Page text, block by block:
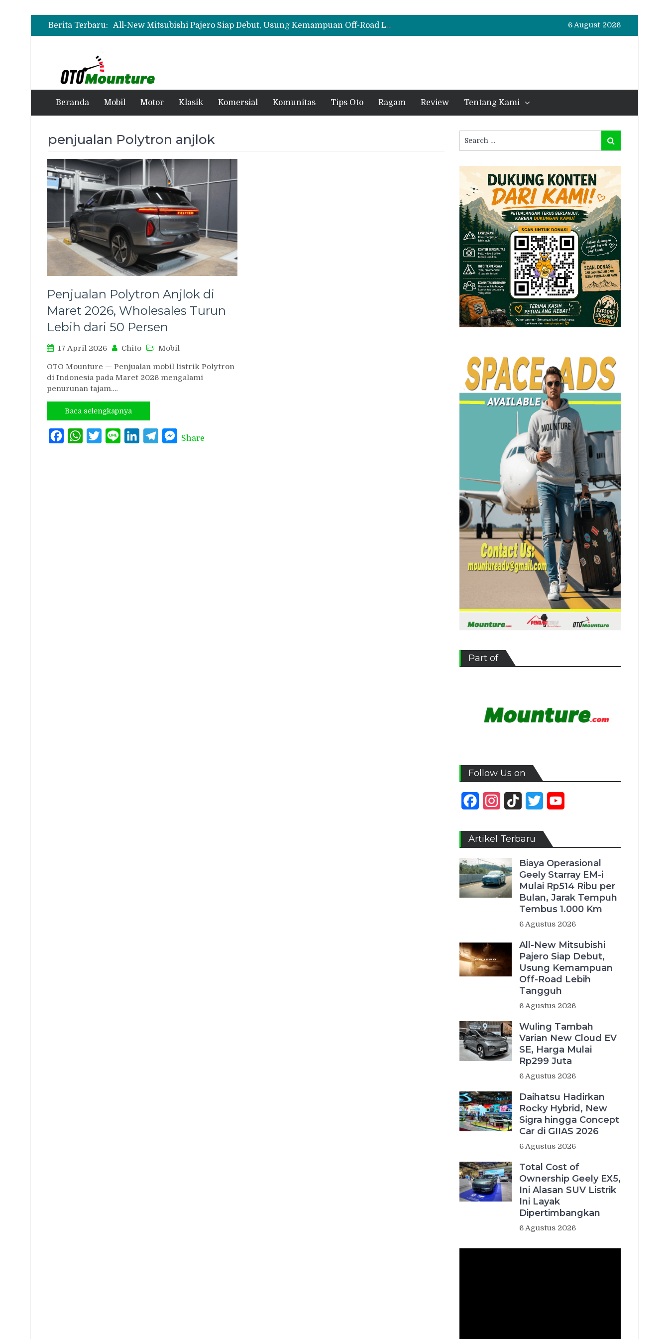
Berita Terbaru:
Biaya Operasional Geely Starray EM-i Mulai Rp514 Ribu per Bulan, Jarak Tempuh Tembus 1.000 Km
All-New Mitsubishi Pajero Siap Debut, Usung Kemampuan Off-Road Lebih Tangguh
Wuling Tambah Varian New Cloud EV SE, Harga Mulai Rp299 Juta
6 August 2026
Beranda Mobil Motor Klasik Komersial Komunitas Tips Oto Ragam Review Tentang Kami
penjualan Polytron anjlok
Penjualan Polytron Anjlok di
Maret 2026, Wholesales Turun
Lebih dari 50 Persen
17 April 2026 Chito Mobil
OTO Mounture — Penjualan mobil listrik Polytron
di Indonesia pada Maret 2026 mengalami
penurunan tajam.…
Baca selengkapnya
FacebookWhatsAppTwitterLine LinkedInTelegramMessenger
Share
for:
Search
Part of
Follow Us on
FacebookInstagram
TikTok Twitter
Artikel Terbaru
Biaya Operasional
Geely Starray EM-i
Mulai Rp514 Ribu per
Bulan, Jarak Tempuh
Tembus 1.000 Km
6 Agustus 2026
All-New Mitsubishi
Pajero Siap Debut,
Usung Kemampuan
Off-Road Lebih
Tangguh
6 Agustus 2026
Wuling Tambah
Varian New Cloud EV
SE, Harga Mulai
Rp299 Juta
6 Agustus 2026
Daihatsu Hadirkan
Rocky Hybrid, New
Sigra hingga Concept
Car di GIIAS 2026
6 Agustus 2026
Total Cost of
Ownership Geely EX5,
Ini Alasan SUV Listrik
Ini Layak
Dipertimbangkan
6 Agustus 2026